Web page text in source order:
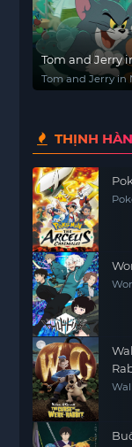
Tom and Jerry
York (Phần 2)
Tom and Jerry in
THỊNH